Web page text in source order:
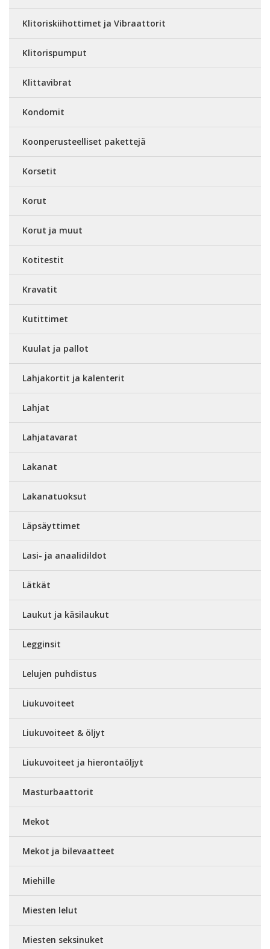
Klitoriskiihottimet ja Vibraattorit
Klitorispumput
Klittavibrat
Kondomit
Koonperusteelliset pakettejä
Korsetit
Korut
Korut ja muut
Kotitestit
Kravatit
Kutittimet
Kuulat ja pallot
Lahjakortit ja kalenterit
Lahjat
Lahjatavarat
Lakanat
Lakanatuoksut
Läpsäyttimet
Lasi- ja anaalidildot
Lätkät
Laukut ja käsilaukut
Legginsit
Lelujen puhdistus
Liukuvoiteet
Liukuvoiteet & öljyt
Liukuvoiteet ja hierontaöljyt
Masturbaattorit
Mekot
Mekot ja bilevaatteet
Miehille
Miesten lelut
Miesten seksinuket